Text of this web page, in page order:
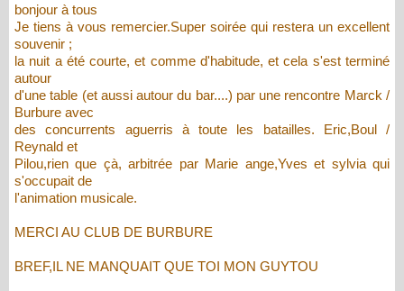
bonjour à tous
Je tiens à vous remercier.Super soirée qui restera un excellent
souvenir ;
la nuit a été courte, et comme d'habitude, et cela s'est terminé
autour
d'une table (et aussi autour du bar....) par une rencontre Marck /
Burbure avec
des concurrents aguerris à toute les batailles. Eric,Boul /
Reynald et
Pilou,rien que çà, arbitrée par Marie ange,Yves et sylvia qui
s'occupait de
l'animation musicale.
MERCI AU CLUB DE BURBURE
BREF,IL NE MANQUAIT QUE TOI MON GUYTOU